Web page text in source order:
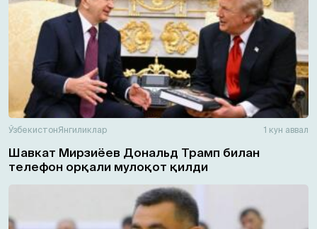
ЎзбекистонЯнгиликлар 1 кун аввал
Шавкат Мирзиёев Дональд Трамп билан
телефон орқали мулоқот қилди